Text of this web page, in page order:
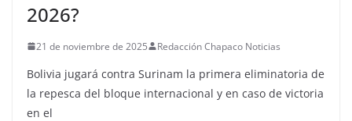
2026?
21 de noviembre de 2025 Redacción Chapaco Noticias
Bolivia jugará contra Surinam la primera eliminatoria de
la repesca del bloque internacional y en caso de victoria
en el